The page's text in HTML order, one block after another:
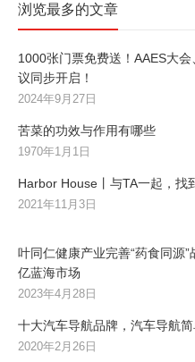
浏览最多的文章
1000张门票免费送！AAES大
议同步开启！
2024年9月27日
苦菜的功效与作用有哪些
1970年1月1日
Harbor House丨与TA一起，找
2021年11月3日
叶同仁健康产业完善“药食同源
亿蓝海市场
2023年4月28日
十大汽车导航品牌，汽车导航
2020年2月26日